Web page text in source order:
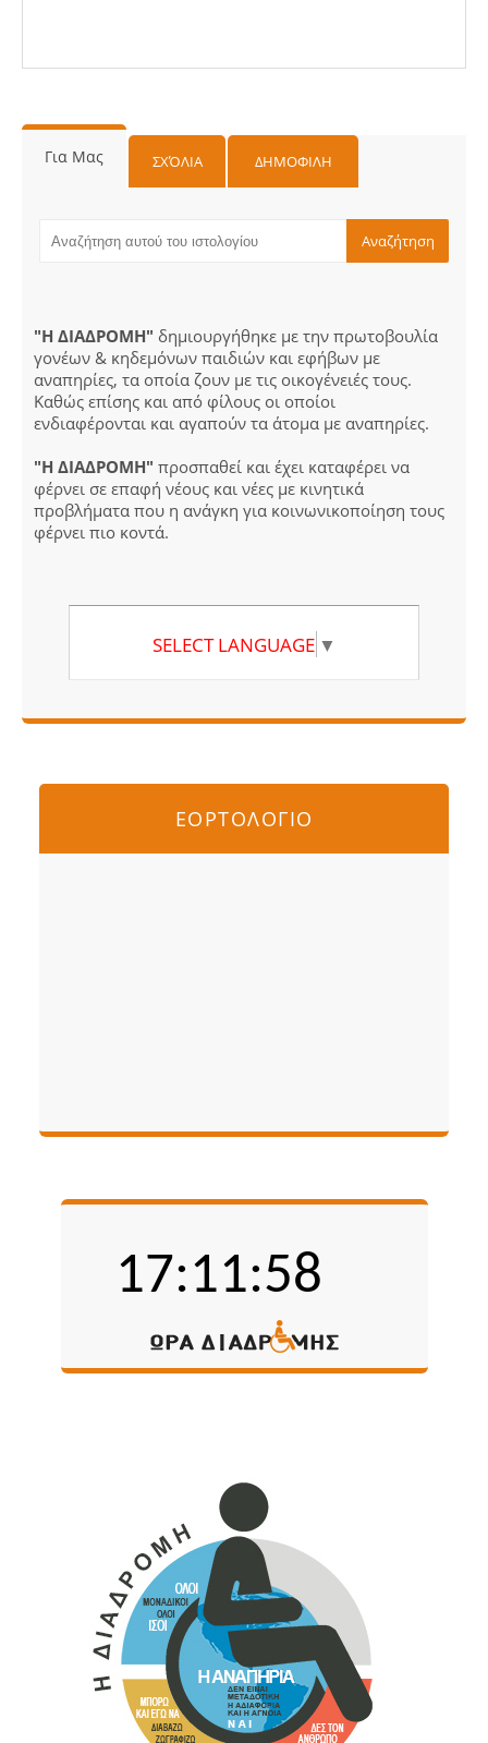
Για Μας ΣΧΌΛΙΑ ΔΗΜΟΦΙΛΗ
"Η ΔΙΑΔΡΟΜΗ" δημιουργήθηκε με την πρωτοβουλία
γονέων & κηδεμόνων παιδιών και εφήβων με
αναπηρίες, τα οποία ζουν με τις οικογένειές τους.
Καθώς επίσης και από φίλους οι οποίοι
ενδιαφέρονται και αγαπούν τα άτομα με αναπηρίες.
"Η ΔΙΑΔΡΟΜΗ" προσπαθεί και έχει καταφέρει να
φέρνει σε επαφή νέους και νέες με κινητικά
προβλήματα που η ανάγκη για κοινωνικοποίηση τους
φέρνει πιο κοντά.
SELECT LANGUAGE ▼
ΕΟΡΤΟΛΟΓΙΟ